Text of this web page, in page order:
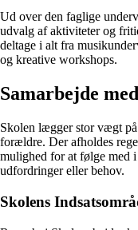
Ud over den faglige
udvalg af aktiviteter og
deltage i alt fra
og kreative workshops.
Samarbejde
Skolen lægger stor vægt
forældre. Der afholdes
mulighed for at følge med
udfordringer eller behov.
Skolens